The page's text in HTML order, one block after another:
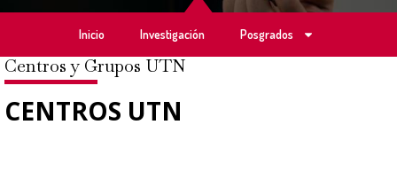
Inicio Investigación Posgrados
Centros y Grupos UTN
CENTROS UTN